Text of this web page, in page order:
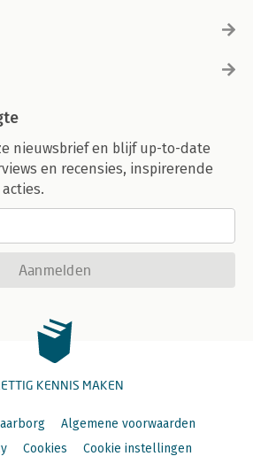
nieuwsbrief en blijf up-to-date
en recensies, inspirerende
Aanmelden
KENNIS MAKEN
Algemene voorwaarden
Cookies Cookie instellingen